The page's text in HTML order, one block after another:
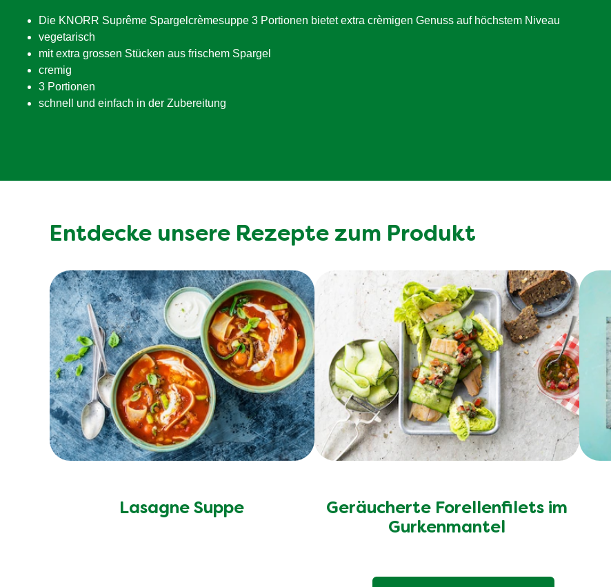
Ballaststoffe
Eiweiß
Die KNORR Suprême Spargelcrèmesuppe 3 Portionen bietet extra crèmigen Genuss auf höchstem Niveau
vegetarisch
mit extra grossen Stücken aus frischem Spargel
cremig
3 Portionen
schnell und einfach in der Zubereitung
Entdecke unsere Rezepte zum Produkt
Lasagne Suppe
Geräucherte Forellenfilets im
Gurkenmantel